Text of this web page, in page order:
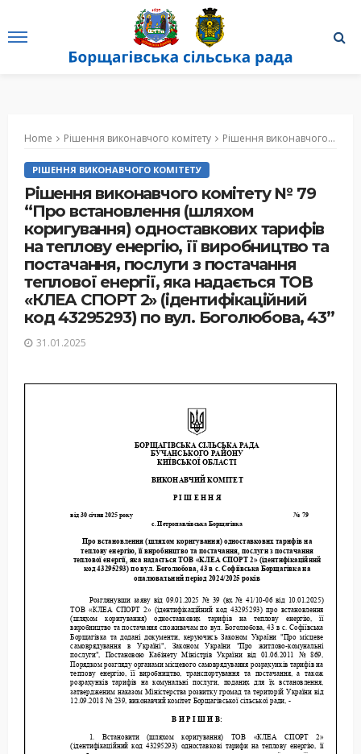
Home Рішення виконавчого комітету Рішення виконавчого комітету № 79 “Про встановлення (шляхом коригування) одноставкових тарифів на теплову енергію, її виробництво та постачання, послуги з постачання теплової енергії, яка надається ТОВ «КЛЕА СПОРТ 2» (ідентифікаційний код 43295293) по вул. Боголюбова, 43”
РІШЕННЯ ВИКОНАВЧОГО КОМІТЕТУ
Рішення виконавчого комітету № 79
“Про встановлення (шляхом
коригування) одноставкових тарифів
на теплову енергію, її виробництво та
постачання, послуги з постачання
теплової енергії, яка надається ТОВ
«КЛЕА СПОРТ 2» (ідентифікаційний
код 43295293) по вул. Боголюбова, 43”
31.01.2025